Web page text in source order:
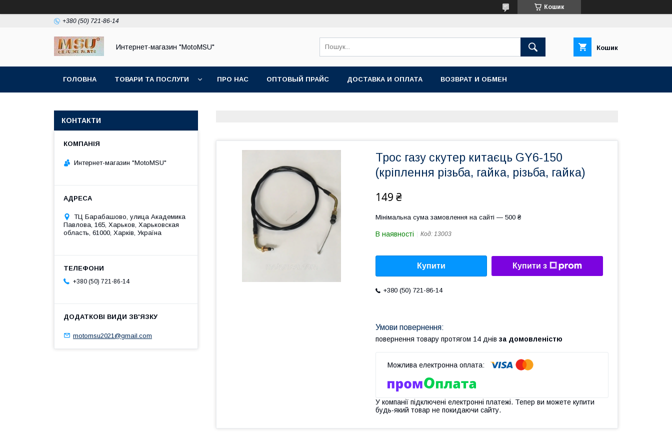
Кошик
+380 (50) 721-86-14
Интернет-магазин "MotoMSU" Кошик
ГОЛОВНА ТОВАРИ ТА ПОСЛУГИ ПРО НАС ОПТОВЫЙ ПРАЙС ДОСТАВКА И ОПЛАТА ВОЗВРАТ И ОБМЕН
Трос газу скутер китаєць GY6-150
(кріплення різьба, гайка, різьба, гайка)
149 ₴
Мінімальна сума замовлення на сайті — 500 ₴
В наявності Код: 13003
Купити Купити з
+380 (50) 721-86-14
повернення товару протягом 14 днів за домовленістю
У компанії підключені електронні платежі. Тепер ви можете купити
будь-який товар не покидаючи сайту.
КОНТАКТИ
Интернет-магазин "MotoMSU"
ТЦ Барабашово, улица Академика
Павлова, 165, Харьков, Харьковская
область, 61000, Харків, Україна
+380 (50) 721-86-14
motomsu2021@gmail.com